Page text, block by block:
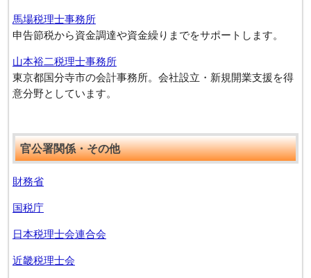
馬場税理士事務所
申告節税から資金調達や資金繰りまでをサポートします。
山本裕二税理士事務所
東京都国分寺市の会計事務所。会社設立・新規開業支援を得
意分野としています。
官公署関係・その他
財務省
国税庁
日本税理士会連合会
近畿税理士会